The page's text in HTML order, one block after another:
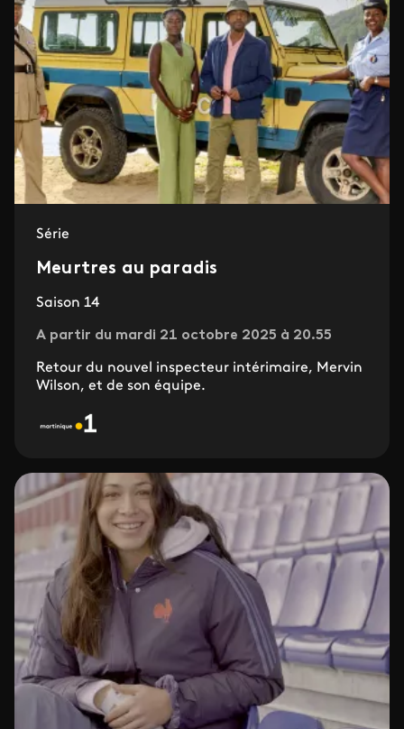
Série
Meurtres au paradis
Saison 14
A partir du mardi 21 octobre 2025 à 20.55
Retour du nouvel inspecteur intérimaire, Mervin
Wilson, et de son équipe.